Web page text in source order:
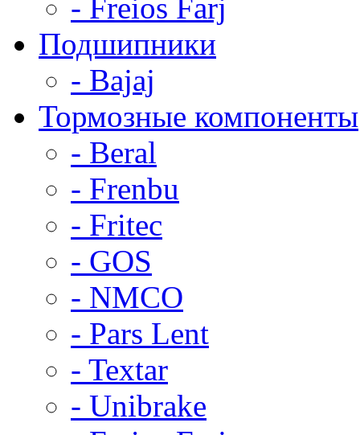
- Freios Farj
Подшипники
- Bajaj
Тормозные компоненты
- Beral
- Frenbu
- Fritec
- GOS
- NMCO
- Pars Lent
- Textar
- Unibrake